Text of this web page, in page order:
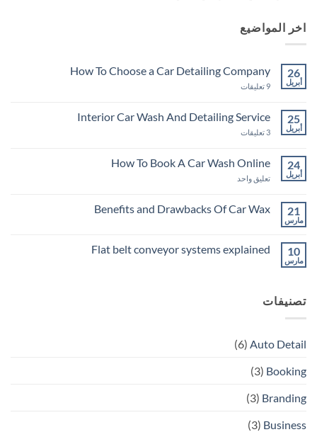
اخر المواضيع
26
أبريل
How To Choose a Car Detailing Company
9 تعليقات
على
Choose
a
Car
25
أبريل
Interior Car Wash And Detailing Service
3 تعليقات
على
Wash
And
Detailing
24
أبريل
How To Book A Car Wash Online
تعليق واحد
Book
A
21
مارس
Benefits and Drawbacks Of Car Wax
على
Wax
10
مارس
Flat belt conveyor systems explained
Flat
تصنيفات
Auto Detail
(6)
Booking
(3)
Branding
(3)
Business
(3)